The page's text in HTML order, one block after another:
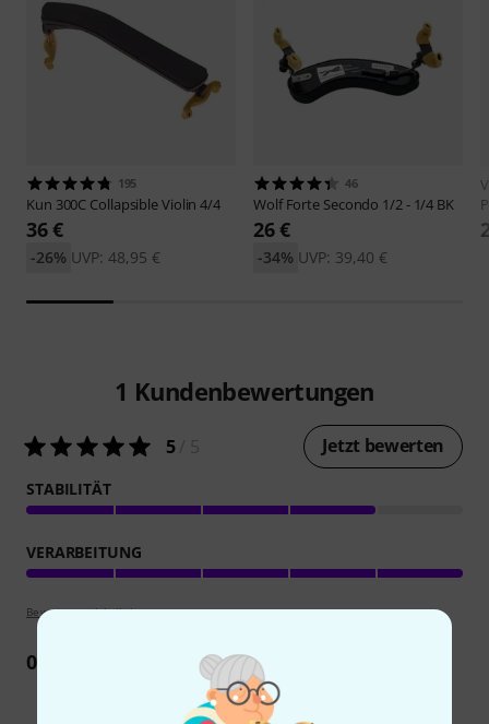
195
Kun 300C Collapsible Violin 4/4
36 €
UVP: 48,95 €
-26%
46
WolfForte Secondo 1/2 - 1/4 BK
26 €
UVP: 39,40 €
-34%
1 Kundenbewertungen
5/ 5 Jetzt bewerten
STABILITÄT
VERARBEITUNG
Bewertungsrichtlinien
0Rezension